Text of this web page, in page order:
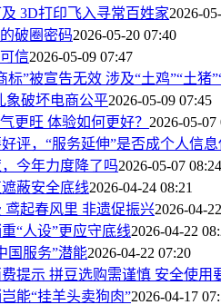
3D打印飞入寻常百姓家2026-
破圈密码2026-05-20 07:40
信2026-05-09 07:47
标”被宣告无效 涉及“土鸡”“土猪
象破坏电商公平2026-05-09 07:45
更旺 体验如何更好？ 2026-05-07
评，“服务延伸”是否成个人信息
今年力度降了吗2026-05-07 08:24
蔽安全底线2026-04-24 08:21
鸢起春风里 非遗促振兴2026-04-
“人设”更应守底线2026-04-22
国服务”潜能2026-04-22 07:20
提示 拼豆选购需谨慎 安全使用
能“挂羊头卖狗肉”2026-04-17